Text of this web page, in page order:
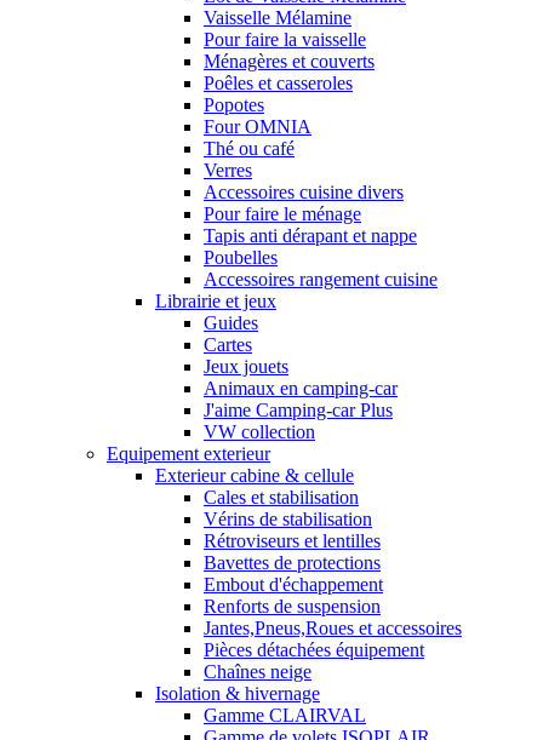
Vaisselle Mélamine
Pour faire la vaisselle
Ménagères et couverts
Poêles et casseroles
Popotes
Four OMNIA
Thé ou café
Verres
Accessoires cuisine divers
Pour faire le ménage
Tapis anti dérapant et nappe
Poubelles
Accessoires rangement cuisine
Librairie et jeux
Guides
Cartes
Jeux jouets
Animaux en camping-car
J'aime Camping-car Plus
VW collection
Equipement exterieur
Exterieur cabine & cellule
Cales et stabilisation
Vérins de stabilisation
Rétroviseurs et lentilles
Bavettes de protections
Embout d'échappement
Renforts de suspension
Jantes,Pneus,Roues et accessoires
Pièces détachées équipement
Chaînes neige
Isolation & hivernage
Gamme CLAIRVAL